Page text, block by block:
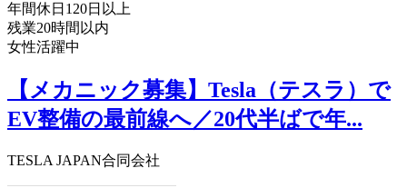
年間休日120日以上
残業20時間以内
女性活躍中
【メカニック募集】Tesla（テスラ）で
EV整備の最前線へ／20代半ばで年...
TESLA JAPAN合同会社